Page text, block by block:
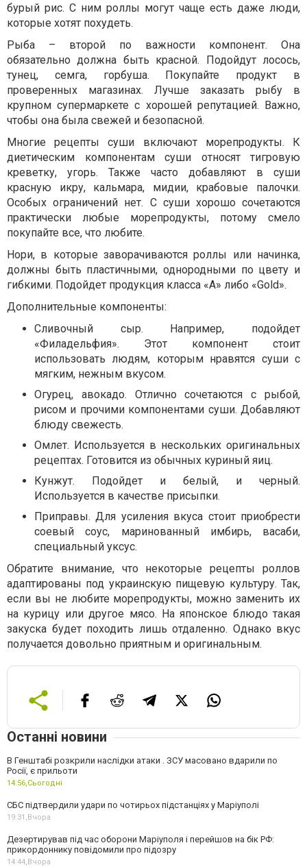
бурый рис. С ним роллы могут чаще есть даже люди,
которые хотят похудеть.
Рыба – второй по важности компонент. Она
обязательно должна быть красной. Подойдут лосось,
тунец, семга, горбуша. Покупайте продукт в
проверенных магазинах. Лучше заказать рыбу в
крупном супермаркете с хорошей репутацией. Важно,
чтобы она была свежей и безопасной.
Многие рецепты суши включают морепродукты. К
диетическим компонентам суши относят тигровую
креветку, угорь. Также часто добавляют в суши
красную икру, кальмара, мидии, крабовые палочки.
Особых ограничений нет. С суши хорошо сочетаются
практически любые морепродукты, потому смело
покупайте все, что любите.
Нори, в которые заворачиваются роллы или начинка,
должны быть пластичными, однородными по цвету и
гибкими. Подойдет продукция класса «А» либо «Gold».
Дополнительные компоненты:
Сливочный сыр. Например, подойдет
«Филадельфия». Этот компонент стоит
использовать людям, которым нравятся суши с
мягким, нежным вкусом.
Огурец, авокадо. Отлично сочетаются с рыбой,
рисом и прочими компонентами суши. Добавляют
блюду свежесть.
Омлет. Используется в нескольких оригинальных
рецептах. Готовится из обычных куриный яиц.
Кунжут. Подойдет и белый, и черный.
Используется в качестве присыпки.
Приправы. Для усиления вкуса стоит приобрести
соевый соус, маринованный имбирь, васаби,
специальный уксус.
Обратите внимание, что некоторые рецепты роллов
адаптированы под украинскую пищевую культуру. Так,
если вы не любите морепродукты, можно заменить их
на курицу или другое мясо. На японское блюдо такая
закуска будет походить лишь отдаленно. Однако вкус
получается довольно приятным и оригинальным.
Останні новини
В Генштабі розкрили наслідки атаки . ЗСУ масовано вдарили по
Росії, є прильоти
14:56,Сьогодні
СБС підтвердили удари по чотирьох підстанціях у Маріуполі
19:31,Вчора
Дезертирував під час оборони Маріуполя і перейшов на бік РФ:
прикордоннику повідомили про підозру
14:44,Вчора